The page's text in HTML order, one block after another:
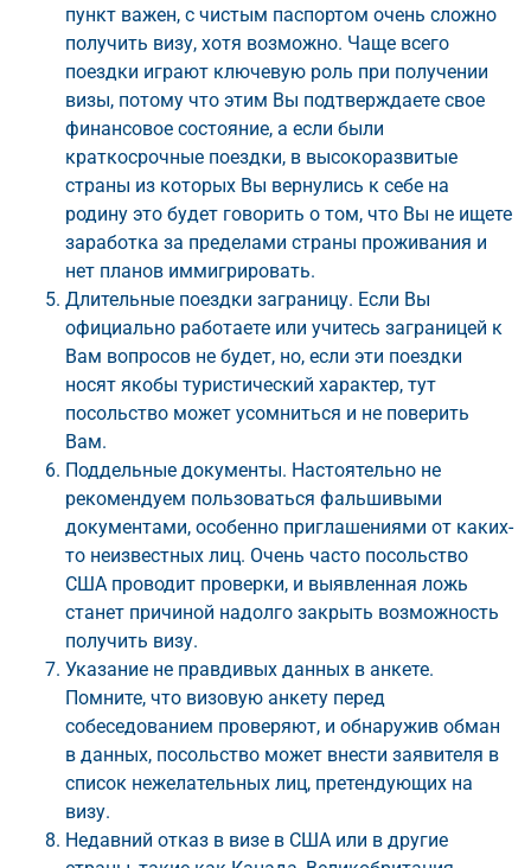
пункт важен, с чистым паспортом очень сложно
получить визу, хотя возможно. Чаще всего
поездки играют ключевую роль при получении
визы, потому что этим Вы подтверждаете свое
финансовое состояние, а если были
краткосрочные поездки, в высокоразвитые
страны из которых Вы вернулись к себе на
родину это будет говорить о том, что Вы не ищете
заработка за пределами страны проживания и
нет планов иммигрировать.
Длительные поездки заграницу. Если Вы
официально работаете или учитесь заграницей к
Вам вопросов не будет, но, если эти поездки
носят якобы туристический характер, тут
посольство может усомниться и не поверить
Вам.
Поддельные документы. Настоятельно не
рекомендуем пользоваться фальшивыми
документами, особенно приглашениями от каких-
то неизвестных лиц. Очень часто посольство
США проводит проверки, и выявленная ложь
станет причиной надолго закрыть возможность
получить визу.
Указание не правдивых данных в анкете.
Помните, что визовую анкету перед
собеседованием проверяют, и обнаружив обман
в данных, посольство может внести заявителя в
список нежелательных лиц, претендующих на
визу.
Недавний отказ в визе в США или в другие